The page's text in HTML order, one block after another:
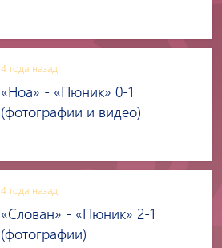
4 года назад
«Ноа» - «Пюник» 0-1
(фотографии и видео)
4 года назад
«Слован» - «Пюник» 2-1
(фотографии)